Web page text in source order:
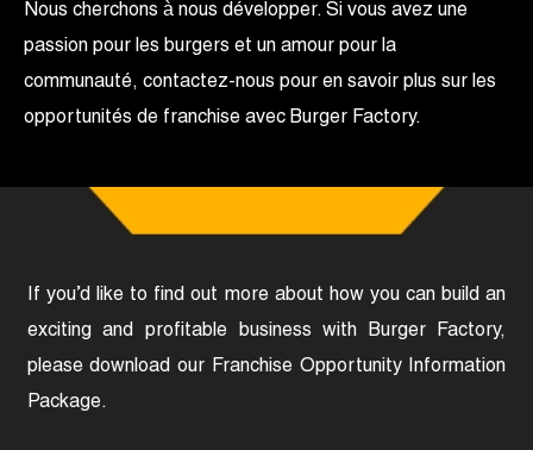
Nous cherchons à nous développer. Si vous avez une
passion pour les burgers et un amour pour la
communauté, contactez-nous pour en savoir plus sur les
opportunités de franchise avec Burger Factory.
If you’d like to find out more about how you can build an
exciting and profitable business with Burger Factory,
please download our Franchise Opportunity Information
Package.